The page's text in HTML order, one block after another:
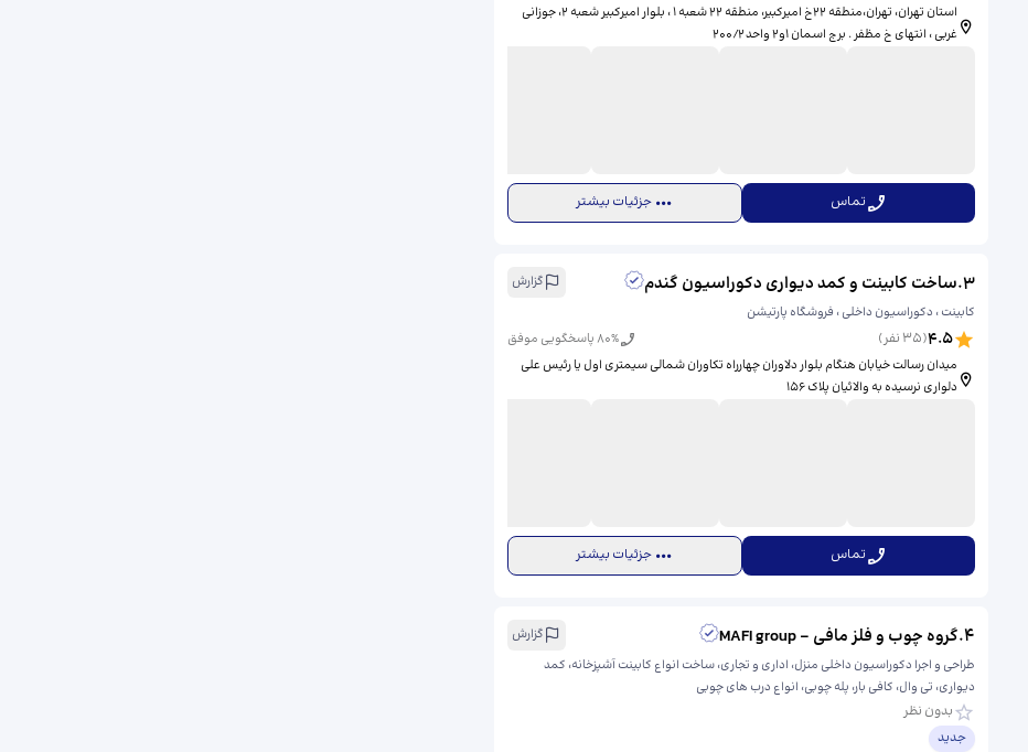
استان تهران، تهران،منطقه ۲۲خ امیرکبیر، ​منطقه ۲۲ شعبه ۱ ، بلوار امیرکبیر شعبه ۲، جوزانی
غربی ، انتهای خ مظفر . برج اسمان ۱و۲ واحد ۲۰۰/۲
تماس جزئیات بیشتر
3
.ساخت کابینت و کمد دیواری دکوراسیون گندم
گزارش
کابینت ، دکوراسیون داخلی ، فروشگاه پارتیشن
4.5
(
35 نفر) 80% پاسخگویی موفق
میدان رسالت خیابان هنگام بلوار دلاوران چهارراه تکاوران شمالی سیمتری اول یا رئیس علی
دلواری نرسیده به والائیان پلاک ۱۵۶
تماس جزئیات بیشتر
4
.گروه چوب و فلز مافی - MAFI group
گزارش
طراحی و اجرا دکوراسیون داخلی منزل، اداری و تجاری، ساخت انواع کابینت آشپزخانه، کمد
دیواری، تی وال، کافی بار، پله چوبی، انواع درب های چوبی
بدون نظر
جدید